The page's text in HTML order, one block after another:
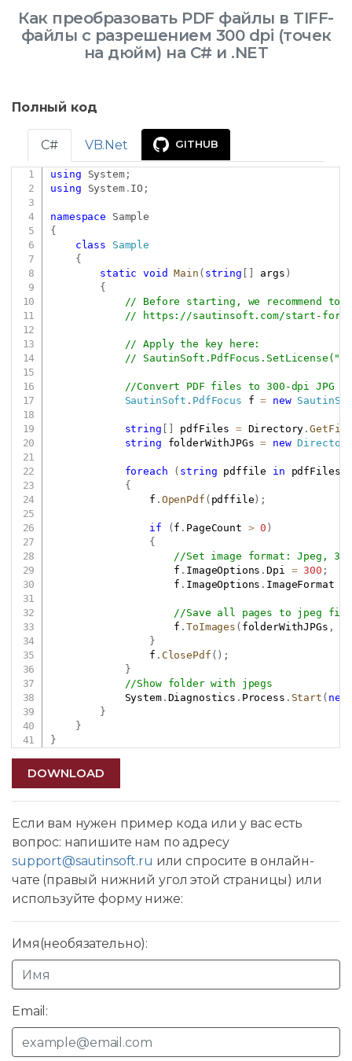
Как преобразовать PDF файлы в TIFF-
файлы с разрешением 300 dpi (точек
на дюйм) на C# и .NET
Полный код
C# VB.Net GITHUB
using System;
using
System. IO ;
namespace
Sample
{
class
Sample
{
static
void Main ( string args )
{
// Before starting, we recommend to
//
https://sautinsoft.com/start-for-
// Apply the key here:
//
//Convert PDF files to 300-dpi JPG
SautinSoft . PdfFocus f = new
string pdfFiles = Directory .
string folderWithJPGs = new
foreach ( string pdffile in pdfFiles
{
                f
. OpenPdf ( pdffile ) ;
if ( f . PageCount > 0 )
{
//Set image format: Jpeg,
                    f
. ImageOptions .Dpi = 300 ;
                    f
. ImageOptions . ImageFormat
//Save all pages to jpeg
                    f
.ToImages ( folderWithJPGs ,
}
                f
. ClosePdf ( ) ;
}
//Show folder with jpegs
            System
. Diagnostics . Process . Start ( new
}
}
}
DOWNLOAD
Если вам нужен пример кода или у вас есть
вопрос: напишите нам по адресу
support@sautinsoft.ru или спросите в онлайн-
чате (правый нижний угол этой страницы) или
используйте форму ниже:
Имя(необязательно):
Email: